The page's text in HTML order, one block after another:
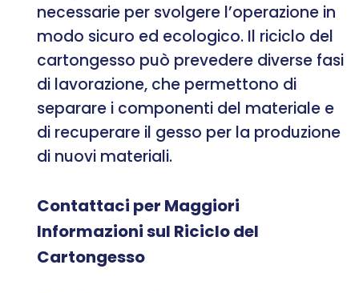
necessarie per svolgere l’operazione in
modo sicuro ed ecologico. Il riciclo del
cartongesso può prevedere diverse fasi
di lavorazione, che permettono di
separare i componenti del materiale e
di recuperare il gesso per la produzione
di nuovi materiali.
Contattaci per Maggiori
Informazioni sul Riciclo del
Cartongesso